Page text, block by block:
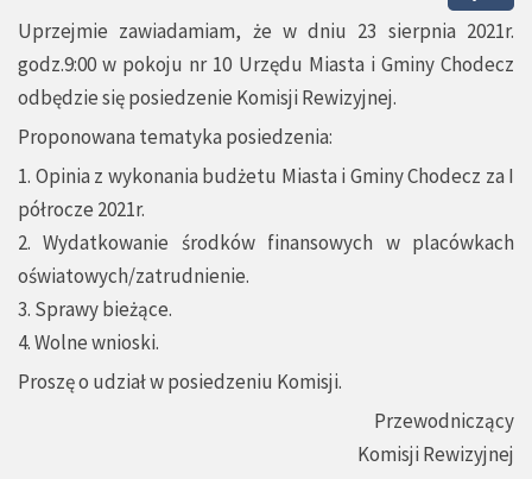
Uprzejmie zawiadamiam, że w dniu 23 sierpnia 2021r.
godz.9:00 w pokoju nr 10 Urzędu Miasta i Gminy Chodecz
odbędzie się posiedzenie Komisji Rewizyjnej.
Proponowana tematyka posiedzenia:
1. Opinia z wykonania budżetu Miasta i Gminy Chodecz za I
półrocze 2021r.
2. Wydatkowanie środków finansowych w placówkach
oświatowych/zatrudnienie.
3. Sprawy bieżące.
4. Wolne wnioski.
Proszę o udział w posiedzeniu Komisji.
Przewodniczący
Komisji Rewizyjnej